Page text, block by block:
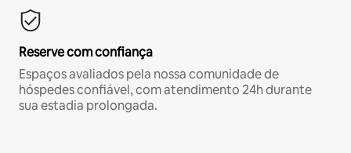
Reserve com confiança
Espaços avaliados pela nossa comunidade de
hóspedes confiável, com atendimento 24h durante
sua estadia prolongada.